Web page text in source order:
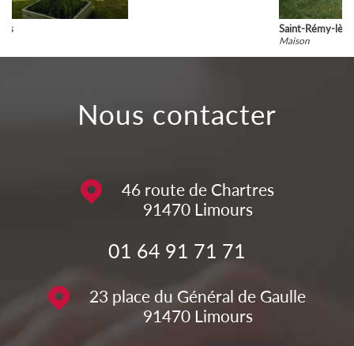
nous contacter
46 route de Chartres
91470 Limours
01 64 91 71 71
23 place du Général de Gaulle
91470 Limours